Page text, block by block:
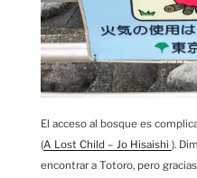
El acceso al bosque es
(A Lost Child – Jo Hisaishi ).
encontrar a Totoro, pero